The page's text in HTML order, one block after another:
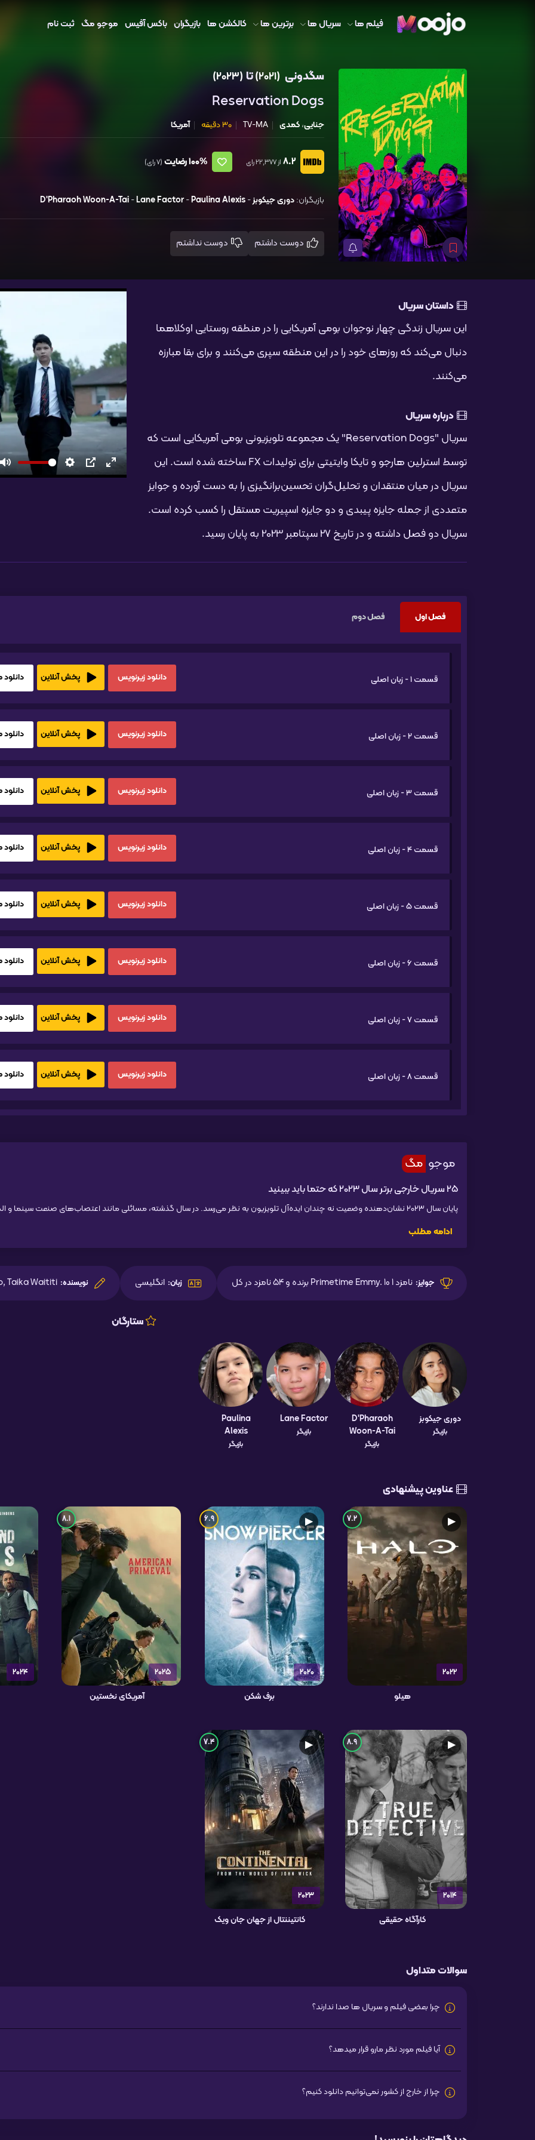
فیلم ها سریال ها برترین ها کالکشن ها بازیگران باکس آفیس موجو مگ ثبت نام
سگدونی (2021) تا (2023)
Reservation Dogs
جنایی،کمدی TV-MA 30 دقیقه آمریکا
8.2 از 22,377 رای 100%رضایت (7 رای)
بازیگران:دوری جیکوبز-
D'Pharaoh Woon-A-Tai-Lane Factor-Paulina Alexis
بی‌صدا تنظیمات
PIP تمام
داستان سریال
این سریال زندگی چهار نوجوان بومی آمریکایی را در منطقه روستایی اوکلاهما
دنبال می‌کند که روزهای خود را در این منطقه سپری می‌کنند و برای بقا مبارزه
می‌کنند.
درباره سریال
سریال "Reservation Dogs" یک مجموعه تلویزیونی بومی آمریکایی است که
توسط استرلین هارجو و تایکا وایتیتی برای تولیدات FX ساخته شده است. این
سریال در میان منتقدان و تحلیل‌گران تحسین‌برانگیزی را به دست آورده و جوایز
متعددی از جمله جایزه پیبدی و دو جایزه اسپیریت مستقل را کسب کرده است.
سریال دو فصل داشته و در تاریخ 27 سپتامبر 2023 به پایان رسید.
فصل اول فصل دوم
قسمت 1 - زبان اصلی دانلود HD1080 پخش آنلاین دانلود زیرنویس
قسمت 2 - زبان اصلی دانلود HD1080 پخش آنلاین دانلود زیرنویس
قسمت 3 - زبان اصلی دانلود HD1080 پخش آنلاین دانلود زیرنویس
قسمت 4 - زبان اصلی دانلود HD1080 پخش آنلاین دانلود زیرنویس
قسمت 5 - زبان اصلی دانلود HD1080 پخش آنلاین دانلود زیرنویس
قسمت 6 - زبان اصلی دانلود HD1080 پخش آنلاین دانلود زیرنویس
قسمت 7 - زبان اصلی دانلود HD1080 پخش آنلاین دانلود زیرنویس
قسمت 8 - زبان اصلی دانلود HD1080 پخش آنلاین دانلود زیرنویس
موجو مگ
25 سریال خارجی برتر سال 2023 که حتما باید ببینید
پایان سال ۲۰۲۳ نشان‌دهنده وضعیت نه چندان ایده‌آل تلویزیون به نظر می‌رسد. در سال گذشته، مسائلی مانند اعتصاب‌های صنعت سینما و الگوریتم‌های محتوا بیشتر توجه را ...
ادامه مطلب
جوایز: نامزد 1 Primetime Emmy. 10 برنده و 54 نامزد در کل زبان: انگلیسی نویسنده: Taika Waititi
ستارگان
دوری جیکوبز
بازیگر
D'Pharaoh
Woon-A-Tai
بازیگر
Lane Factor
بازیگر
Paulina
Alexis
بازیگر
عناوین پیشنهادی
2022
▶
7.2
هیلو
2020
▶
6.9
برف شکن
2025
8.1
آمریکای نخستین
2024
2014
▶
8.9
کارآگاه حقیقی
2023
▶
7.4
کانتیننتال از جهان جان ویک
سوالات متداول
چرا بعضی فیلم و سریال ها صدا ندارند؟
آیا فیلم مورد نظر مارو قرار میدهد؟
چرا از خارج از کشور نمی‌توانیم دانلود کنیم؟